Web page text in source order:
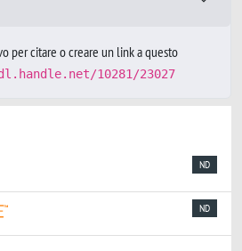
per citare o creare un link a questo
10281/23027
ND
ND